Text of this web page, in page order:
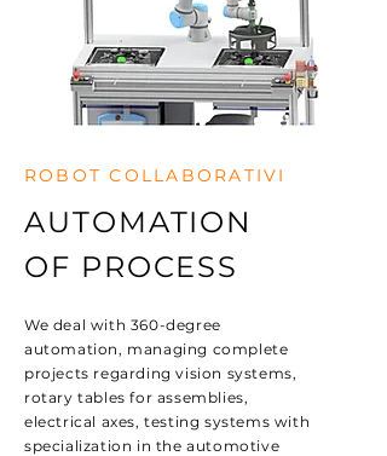
ROBOT COLLABORATIVI
AUTOMATION
OF PROCESS
We deal with 360-degree
automation, managing complete
projects regarding vision systems,
rotary tables for assemblies,
electrical axes, testing systems with
specialization in the automotive